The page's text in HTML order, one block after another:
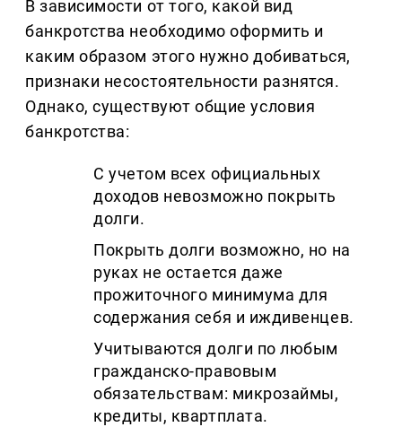
В зависимости от того, какой вид
банкротства необходимо оформить и
каким образом этого нужно добиваться,
признаки несостоятельности разнятся.
Однако, существуют общие условия
банкротства:
С учетом всех официальных
доходов невозможно покрыть
долги.
Покрыть долги возможно, но на
руках не остается даже
прожиточного минимума для
содержания себя и иждивенцев.
Учитываются долги по любым
гражданско-правовым
обязательствам: микрозаймы,
кредиты, квартплата.